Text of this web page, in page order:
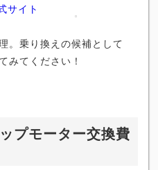
サイト
。乗り換えの候補として
みてください！
プモーター交換費